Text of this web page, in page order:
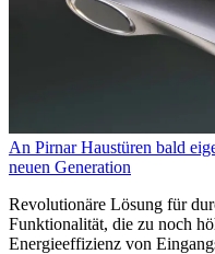
An Pirnar Haustüren bald
neuen Generation
Revolutionäre Lösung für
Funktionalität, die zu noch
Energieeffizienz von